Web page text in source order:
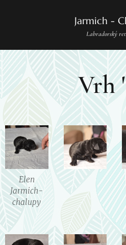
Jarmich -
Labradorský
Vrh
Elen
Jarmich-
chalupy